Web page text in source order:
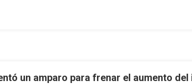
un amparo para frenar el aumento